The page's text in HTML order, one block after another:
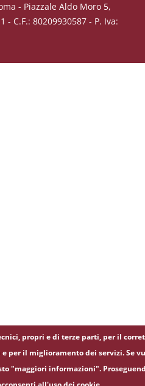
- Piazzale Aldo Moro 5,
- C.F.: 80209930587 - P. Iva:
propri e di terze parti, per il
per il miglioramento dei servizi. Se
"maggiori informazioni".